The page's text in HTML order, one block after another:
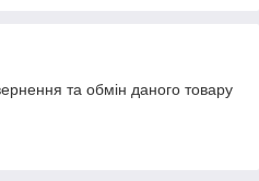
та обмін даного товару